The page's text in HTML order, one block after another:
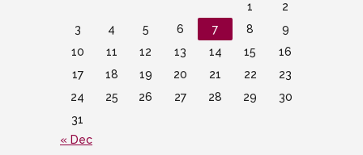
1
2
3
4 5 6 7 8
9
10
11 12 13 14 15
16
17
18 19 20 21 22
23
24
25 26 27 28 29
30
31
« Dec